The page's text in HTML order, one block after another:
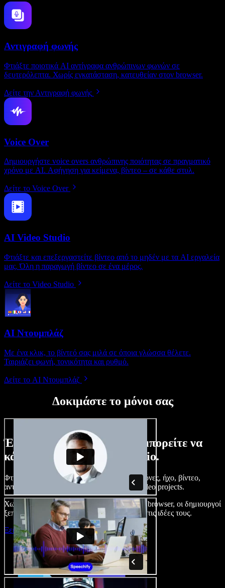
Αντιγραφή φωνής
Φτιάξτε ποιοτικά AI αντίγραφα ανθρώπινων φωνών σε
δευτερόλεπτα. Χωρίς εγκατάσταση, κατευθείαν στον browser.
Δείτε την Αντιγραφή φωνής
Voice Over
Δημιουργήστε voice overs ανθρώπινης ποιότητας σε πραγματικό
χρόνο με AI. Αφήγηση για κείμενα, βίντεο – σε κάθε στυλ.
Δείτε το Voice Over
AI Video Studio
Φτιάξτε και επεξεργαστείτε βίντεο από το μηδέν με τα AI εργαλεία
μας. Όλη η παραγωγή βίντεο σε ένα μέρος.
Δείτε το Video Studio
AI Ντουμπλάζ
Με ένα κλικ, το βίντεό σας μιλά σε όποια γλώσσα θέλετε.
Ταιριάζει φωνή, τονικότητα και ρυθμό.
Δείτε το AI Ντουμπλάζ
Δοκιμάστε το μόνοι σας
Ένα μικρό δείγμα από όσα μπορείτε να
κάνετε με το Speechify Studio.
Φτιάξτε voice overs, προσθέστε δωρεάν εικόνες, ήχο, βίντεο,
αντιγραφή φωνής – ολοκληρωμένα audio/video projects.
Χωρίς καμπύλη εκμάθησης και με όλα στον browser, οι δημιουργοί
ξεπερνούν τα κλασικά όρια και δίνουν ζωή στις ιδέες τους.
Ξεκινήστε με το Studio